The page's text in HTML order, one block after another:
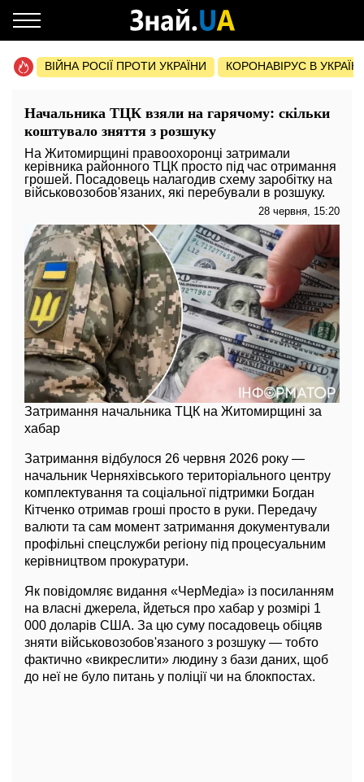
ВІЙНА РОСІЇ ПРОТИ УКРАЇНИ КОРОНАВІРУС В УКРАЇНІ
Начальника ТЦК взяли на гарячому: скільки
коштувало зняття з розшуку
На Житомирщині правоохоронці затримали
керівника районного ТЦК просто під час отримання
грошей. Посадовець налагодив схему заробітку на
військовозобов'язаних, які перебували в розшуку.
28 червня, 15:20
Затримання начальника ТЦК на Житомирщині за
хабар
Затримання відбулося 26 червня 2026 року —
начальник Черняхівського територіального центру
комплектування та соціальної підтримки Богдан
Кітченко отримав гроші просто в руки. Передачу
валюти та сам момент затримання документували
профільні спецслужби регіону під процесуальним
керівництвом прокуратури.
Як повідомляє видання «ЧерМедіа» із посиланням
на власні джерела, йдеться про хабар у розмірі 1
000 доларів США. За цю суму посадовець обіцяв
зняти військовозобов'язаного з розшуку — тобто
фактично «викреслити» людину з бази даних, щоб
до неї не було питань у поліції чи на блокпостах.